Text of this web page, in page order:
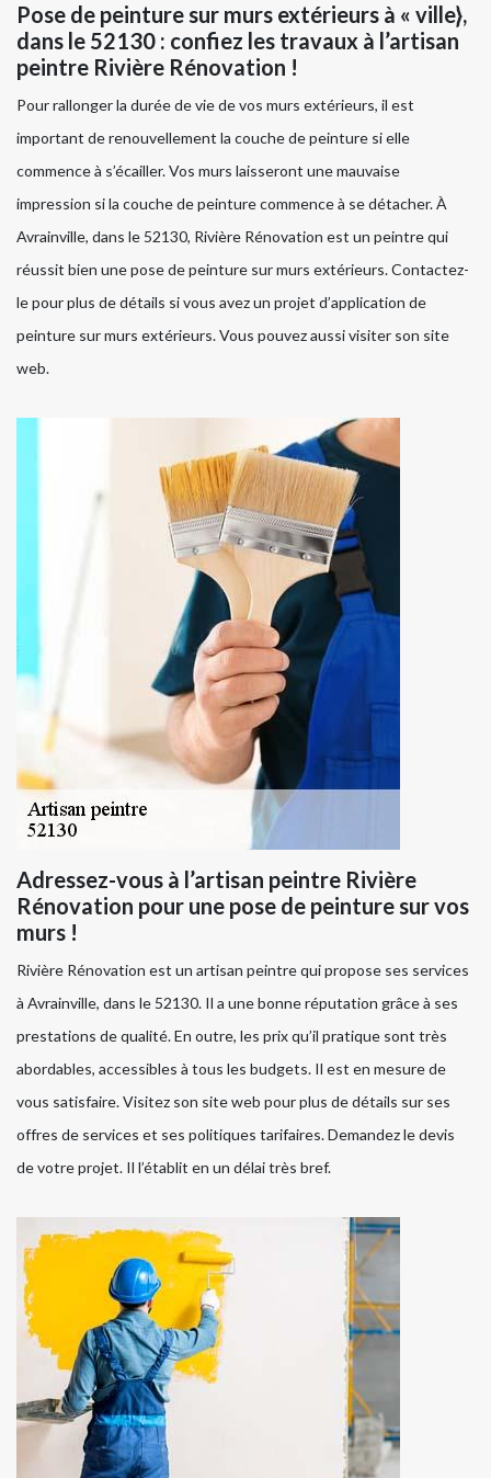
Pose de peinture sur murs extérieurs à « ville},
dans le 52130 : confiez les travaux à l’artisan
peintre Rivière Rénovation !
Pour rallonger la durée de vie de vos murs extérieurs, il est
important de renouvellement la couche de peinture si elle
commence à s’écailler. Vos murs laisseront une mauvaise
impression si la couche de peinture commence à se détacher. À
Avrainville, dans le 52130, Rivière Rénovation est un peintre qui
réussit bien une pose de peinture sur murs extérieurs. Contactez-
le pour plus de détails si vous avez un projet d’application de
peinture sur murs extérieurs. Vous pouvez aussi visiter son site
web.
Adressez-vous à l’artisan peintre Rivière
Rénovation pour une pose de peinture sur vos
murs !
Rivière Rénovation est un artisan peintre qui propose ses services
à Avrainville, dans le 52130. Il a une bonne réputation grâce à ses
prestations de qualité. En outre, les prix qu’il pratique sont très
abordables, accessibles à tous les budgets. Il est en mesure de
vous satisfaire. Visitez son site web pour plus de détails sur ses
offres de services et ses politiques tarifaires. Demandez le devis
de votre projet. Il l’établit en un délai très bref.